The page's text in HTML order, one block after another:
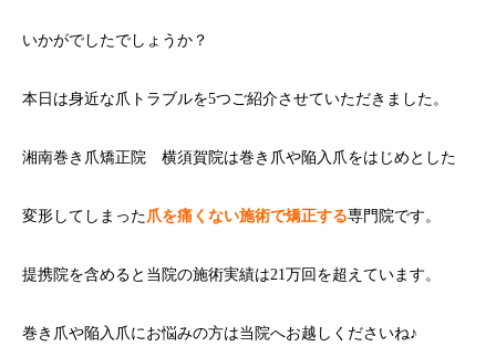
いかがでしたでしょうか？
本日は身近な爪トラブルを5つご紹介させていただきました。
湘南巻き爪矯正院 横須賀院は巻き爪や陥入爪をはじめとした
変形してしまった爪を痛くない施術で矯正する専門院です。
提携院を含めると当院の施術実績は21万回を超えています。
巻き爪や陥入爪にお悩みの方は当院へお越しくださいね♪